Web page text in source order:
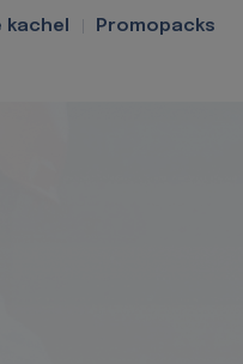
kachel Promopacks